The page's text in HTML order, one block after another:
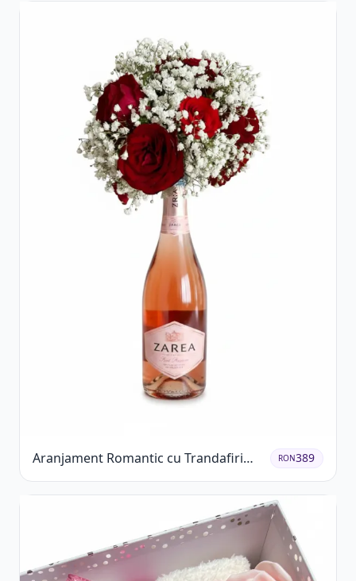
Aranjament Romantic cu Trandafiri
Roșii și Șampanie rose
RON389